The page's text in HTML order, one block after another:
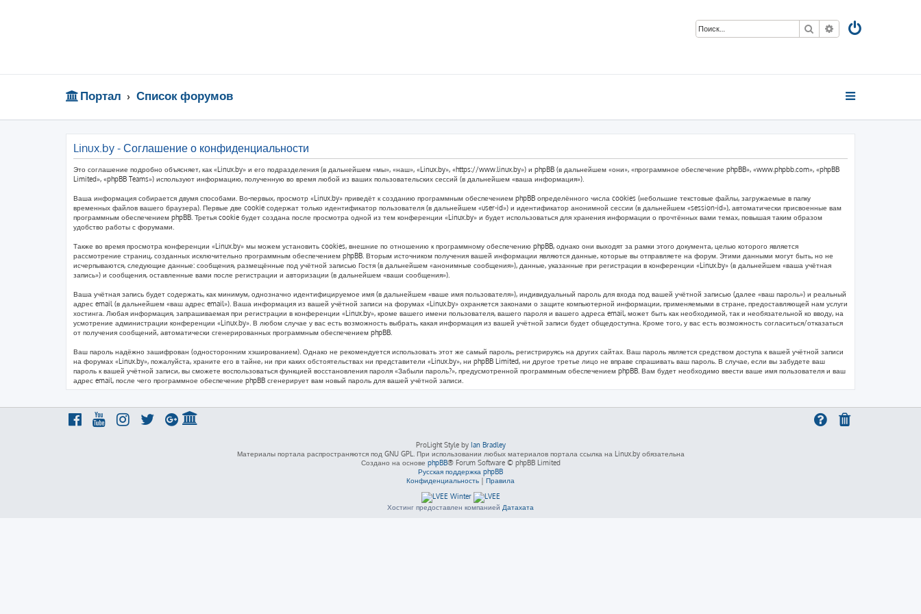
Поиск Расширенный
Портал Список форумов
Linux.by - Соглашение о конфиденциальности
Это соглашение подробно объясняет, как «Linux.by» и его подразделения (в дальнейшем «мы», «наш», «Linux.by», «https://www.linux.by») и phpBB (в дальнейшем «они», «программное обеспечение phpBB», «www.phpbb.com», «phpBB
Limited», «phpBB Teams») используют информацию, полученную во время любой из ваших пользовательских сессий (в дальнейшем «ваша информация»).
Ваша информация собирается двумя способами. Во-первых, просмотр «Linux.by» приведёт к созданию программным обеспечением phpBB определённого числа cookies (небольшие текстовые файлы, загружаемые в папку
временных файлов вашего браузера). Первые две cookie содержат только идентификатор пользователя (в дальнейшем «user-id») и идентификатор анонимной сессии (в дальнейшем «session-id»), автоматически присвоенные вам
программным обеспечением phpBB. Третья cookie будет создана после просмотра одной из тем конференции «Linux.by» и будет использоваться для хранения информации о прочтённых вами темах, повышая таким образом
удобство работы с форумами.
Также во время просмотра конференции «Linux.by» мы можем установить cookies, внешние по отношению к программному обеспечению phpBB, однако они выходят за рамки этого документа, целью которого является
рассмотрение страниц, созданных исключительно программным обеспечением phpBB. Вторым источником получения вашей информации являются данные, которые вы отправляете на форум. Этими данными могут быть, но не
исчерпываются, следующие данные: сообщения, размещённые под учётной записью Гостя (в дальнейшем «анонимные сообщения»), данные, указанные при регистрации в конференции «Linux.by» (в дальнейшем «ваша учётная
запись») и сообщения, оставленные вами после регистрации и авторизации (в дальнейшем «ваши сообщения»).
Ваша учётная запись будет содержать, как минимум, однозначно идентифицируемое имя (в дальнейшем «ваше имя пользователя»), индивидуальный пароль для входа под вашей учётной записью (далее «ваш пароль») и реальный
адрес email (в дальнейшем «ваш адрес email»). Ваша информация из вашей учётной записи на форумах «Linux.by» охраняется законами о защите компьютерной информации, применяемыми в стране, предоставляющей нам услуги
хостинга. Любая информация, запрашиваемая при регистрации в конференции «Linux.by», кроме вашего имени пользователя, вашего пароля и вашего адреса email, может быть как необходимой, так и необязательной ко вводу, на
усмотрение администрации конференции «Linux.by». В любом случае у вас есть возможность выбрать, какая информация из вашей учётной записи будет общедоступна. Кроме того, у вас есть возможность согласиться/отказаться
от получения сообщений, автоматически сгенерированных программным обеспечением phpBB.
Ваш пароль надёжно зашифрован (односторонним хэшированием). Однако не рекомендуется использовать этот же самый пароль, регистрируясь на других сайтах. Ваш пароль является средством доступа к вашей учётной записи
на форумах «Linux.by», пожалуйста, храните его в тайне, ни при каких обстоятельствах ни представители «Linux.by», ни phpBB Limited, ни другое третье лицо не вправе спрашивать ваш пароль. В случае, если вы забудете ваш
пароль к вашей учётной записи, вы сможете воспользоваться функцией восстановления пароля «Забыли пароль?», предусмотренной программным обеспечением phpBB. Вам будет необходимо ввести ваше имя пользователя и ваш
адрес email, после чего программное обеспечение phpBB сгенерирует вам новый пароль для вашей учётной записи.
ProLight Style by Ian Bradley
Материалы портала распространяются под GNU GPL. При использовании любых материалов портала ссылка на Linux.by обязательна
Создано на основе phpBB® Forum Software © phpBB Limited
Русская поддержка phpBB
Конфиденциальность | Правила
Хостинг предоставлен компанией Датахата